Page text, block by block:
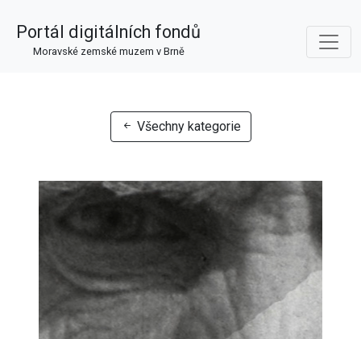
Portál digitálních fondů
Moravské zemské muzem v Brně
Všechny kategorie